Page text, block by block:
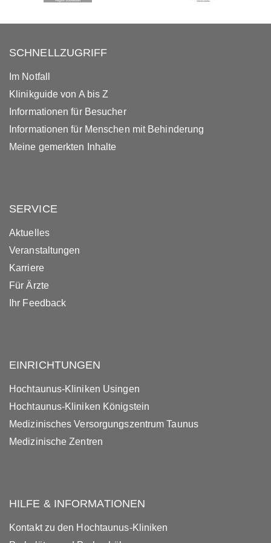
SCHNELLZUGRIFF
Im Notfall
Klinikguide von A bis Z
Informationen für Besucher
Informationen für Menschen mit Behinderung
Meine gemerkten Inhalte
SERVICE
Aktuelles
Veranstaltungen
Karriere
Für Ärzte
Ihr Feedback
EINRICHTUNGEN
Hochtaunus-Kliniken Usingen
Hochtaunus-Kliniken Königstein
Medizinisches Versorgungszentrum Taunus
Medizinische Zentren
HILFE & INFORMATIONEN
Kontakt zu den Hochtaunus-Kliniken